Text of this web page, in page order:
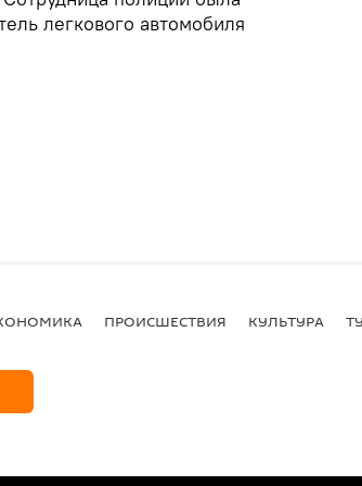
легкового автомобиля
ПРОИСШЕСТВИЯ КУЛЬТУРА